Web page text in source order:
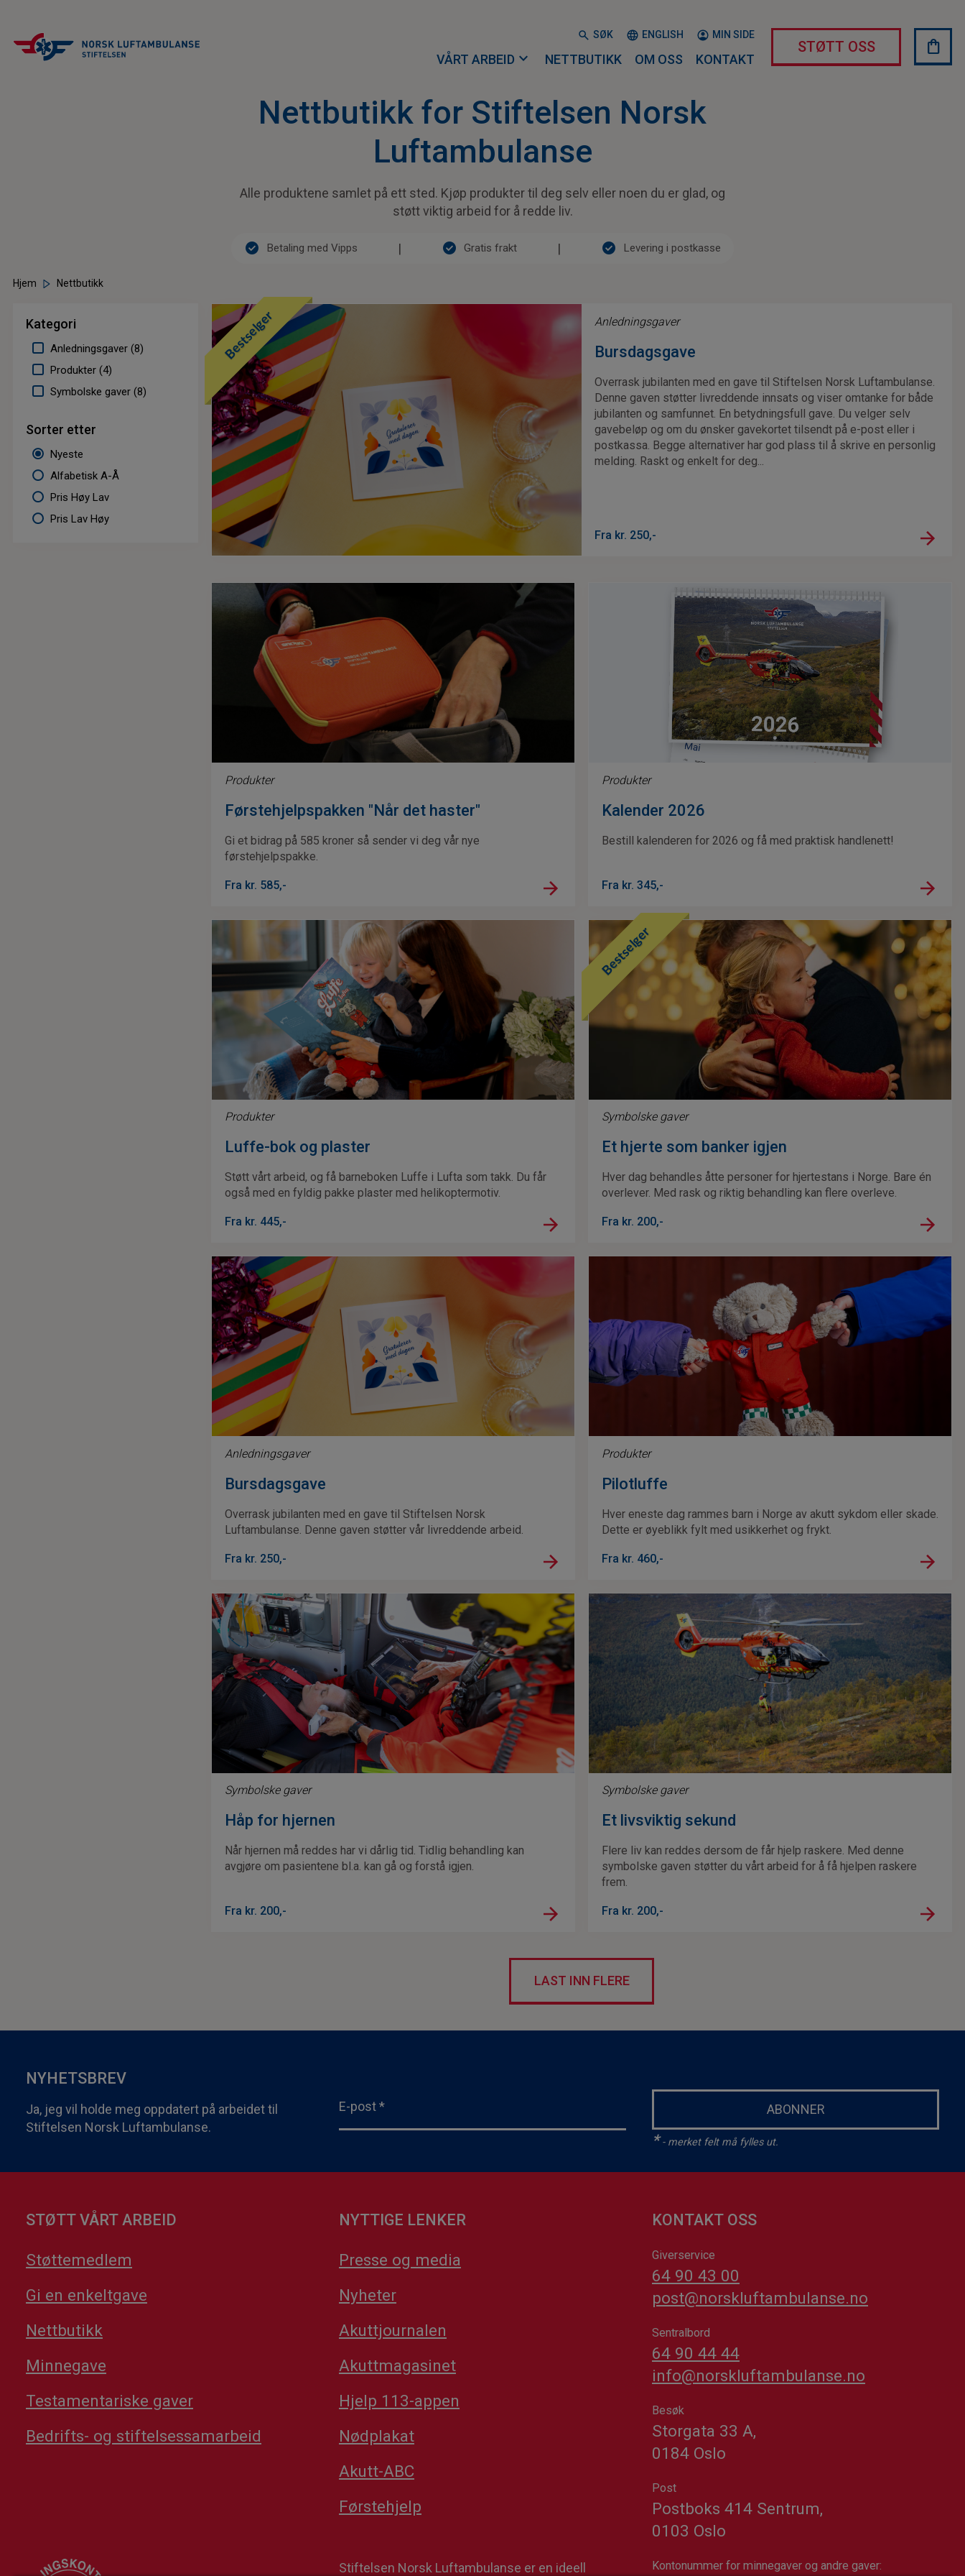
SØK ENGLISH MIN SIDE
VÅRT ARBEID expand_more NETTBUTIKK OM OSS KONTAKT
STØTT OSS shopping_bag
Nettbutikk for Stiftelsen Norsk
Luftambulanse
Alle produktene samlet på ett sted. Kjøp produkter til deg selv eller noen du er glad, og
støtt viktig arbeid for å redde liv.
check_circle Betaling med Vipps | check_circle Gratis frakt | check_circle Levering i postkasse
Hjem Nettbutikk
Kategori
Anledningsgaver (8)
Produkter (4)
Symbolske gaver (8)
Sorter etter
Nyeste
Alfabetisk A-Å
Pris Høy Lav
Pris Lav Høy
Bestselger Anledningsgaver
Bursdagsgave
Overrask jubilanten med en gave til Stiftelsen Norsk Luftambulanse.
Denne gaven støtter livreddende innsats og viser omtanke for både
jubilanten og samfunnet. En betydningsfull gave. Du velger selv
gavebeløp og om du ønsker gavekortet tilsendt på e-post eller i
postkassa. Begge alternativer har god plass til å skrive en personlig
melding. Raskt og enkelt for deg...
Fra kr. 250,-
Produkter
Førstehjelpspakken "Når det haster"
Gi et bidrag på 585 kroner så sender vi deg vår nye
førstehjelpspakke.
Fra kr. 585,-
Produkter
Kalender 2026
Bestill kalenderen for 2026 og få med praktisk handlenett!
Fra kr. 345,-
Produkter
Luffe-bok og plaster
Støtt vårt arbeid, og få barneboken Luffe i Lufta som takk. Du får
også med en fyldig pakke plaster med helikoptermotiv.
Fra kr. 445,-
Bestselger
Symbolske gaver
Et hjerte som banker igjen
Hver dag behandles åtte personer for hjertestans i Norge. Bare én
overlever. Med rask og riktig behandling kan flere overleve.
Fra kr. 200,-
Anledningsgaver
Bursdagsgave
Overrask jubilanten med en gave til Stiftelsen Norsk
Luftambulanse. Denne gaven støtter vår livreddende arbeid.
Fra kr. 250,-
Produkter
Pilotluffe
Hver eneste dag rammes barn i Norge av akutt sykdom eller skade.
Dette er øyeblikk fylt med usikkerhet og frykt.
Fra kr. 460,-
Symbolske gaver
Håp for hjernen
Når hjernen må reddes har vi dårlig tid. Tidlig behandling kan
avgjøre om pasientene bl.a. kan gå og forstå igjen.
Fra kr. 200,-
Symbolske gaver
Et livsviktig sekund
Flere liv kan reddes dersom de får hjelp raskere. Med denne
symbolske gaven støtter du vårt arbeid for å få hjelpen raskere
frem.
Fra kr. 200,-
LAST INN FLERE
NYHETSBREV
Ja, jeg vil holde meg oppdatert på arbeidet til
Stiftelsen Norsk Luftambulanse.
E-post* ABONNER
*- merket felt må fylles ut.
STØTT VÅRT ARBEID
Støttemedlem
Gi en enkeltgave
Nettbutikk
Minnegave
Testamentariske gaver
Bedrifts- og stiftelsessamarbeid
NYTTIGE LENKER
Presse og media
Nyheter
Akuttjournalen
Akuttmagasinet
Hjelp 113-appen
Nødplakat
Akutt-ABC
Førstehjelp
KONTAKT OSS
Giverservice
64 90 43 00
post@norskluftambulanse.no
Sentralbord
64 90 44 44
info@norskluftambulanse.no
Besøk
Storgata 33 A,
0184 Oslo
Post
Postboks 414 Sentrum,
0103 Oslo
Kontonummer for minnegaver og andre gaver:
Stiftelsen Norsk Luftambulanse er en ideell